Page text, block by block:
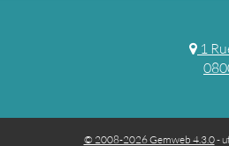
1
© 2008-2026 Gemweb 4.3.0-